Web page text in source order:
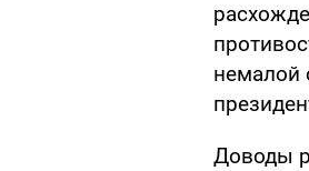
немалой
Доводы